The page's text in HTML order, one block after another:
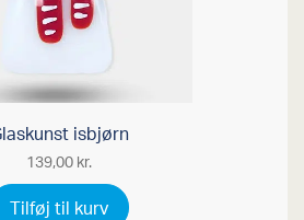
isbjørn
139,00 kr.
Tilføj til kurv